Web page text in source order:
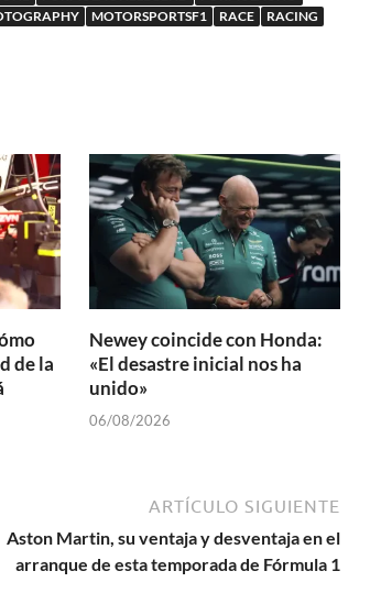
MOTORSPORTSF1 RACE
RACING
de la
Newey coincide con Honda:
«El desastre inicial nos ha
unido»
06/08/2026
ARTÍCULO SIGUIENTE
Aston Martin, su ventaja y desventaja en el
arranque de esta temporada de Fórmula 1